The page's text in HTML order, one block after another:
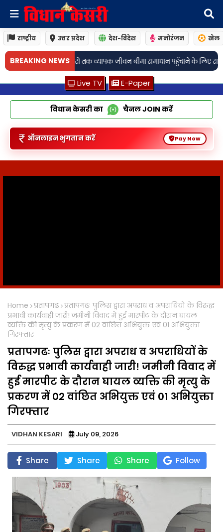
राष्ट्रीय उत्तर प्रदेश देश-विदेश मनोरंजन खेल
BREAKING NEWS
बीमा समाधान पहुँचाने के लिए साझेदारी की• जामो: अगली तारीख 19 अगस्त!
Live TV E-Paper
विधान केसरी का चैनलJOIN करें
ऑनलाइन भुगतान करें Pay Now
Home प्रतापगढ प्रतापगढः पुलिस द्वारा अपराध व अपराधियों के विरुद्ध
प्रभावी कार्यवाही जारी! जमीनी विवाद में हुई मारपीट के दौरान घायल
व्यक्ति की मृत्यु के प्रकरण में 02 वांछित अभियुक्त एवं 01 अभियुक्ता
गिरफ्तार
प्रतापगढः पुलिस द्वारा अपराध व अपराधियों के
विरुद्ध प्रभावी कार्यवाही जारी! जमीनी विवाद में
हुई मारपीट के दौरान घायल व्यक्ति की मृत्यु के
प्रकरण में 02 वांछित अभियुक्त एवं 01 अभियुक्ता
गिरफ्तार
VIDHAN KESARI July 09, 2026
Share Share Share Follow